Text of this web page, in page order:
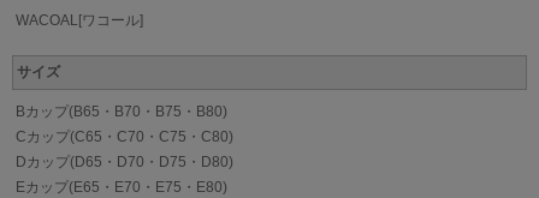
WACOAL[ワコール]
サイズ
Bカップ(B65・B70・B75・B80)
Cカップ(C65・C70・C75・C80)
Dカップ(D65・D70・D75・D80)
Eカップ(E65・E70・E75・E80)